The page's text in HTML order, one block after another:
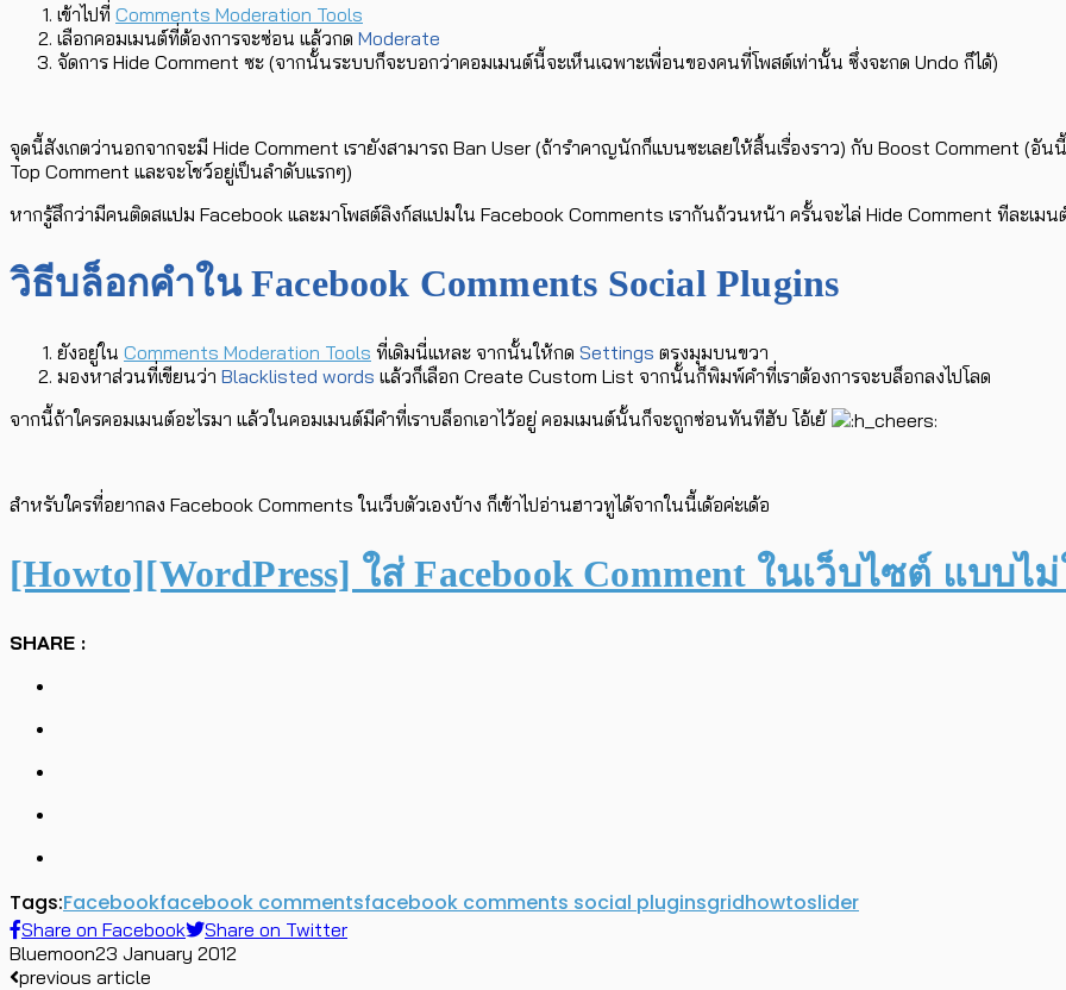
เข้าไปที่ Comments Moderation Tools
เลือกคอมเมนต์ที่ต้องการจะซ่อน แล้วกด Moderate
จัดการ Hide Comment ซะ (จากนั้นระบบก็จะบอกว่าคอมเมนต์นี้จะเห็นเฉพาะเพื่อนของคนที่โพสต์เท่านั้น ซึ่งจะกด Undo ก็ได้)
จุดนี้สังเกตว่านอกจากจะมี Hide Comment เรายังสามารถ Ban User (ถ้ารำคาญนักก็แบนซะเลยให้สิ้นเรื่องราว) กับ Boost Comment (อัน
Top Comment และจะโชว์อยู่เป็นลำดับแรกๆ)
หากรู้สึกว่ามีคนติดสแปม Facebook และมาโพสต์ลิงก์สแปมใน Facebook Comments เรากันถ้วนหน้า ครั้นจะไล่ Hide Comment ทีละเมน
วิธีบล็อกคำใน Facebook Comments Social Plugins
ยังอยู่ใน Comments Moderation Tools ที่เดิมนี่แหละ จากนั้นให้กด Settings ตรงมุมบนขวา
มองหาส่วนที่เขียนว่า Blacklisted words แล้วก็เลือก Create Custom List จากนั้นก็พิมพ์คำที่เราต้องการจะบล็อกลงไปโลด
จากนี้ถ้าใครคอมเมนต์อะไรมา แล้วในคอมเมนต์มีคำที่เราบล็อกเอาไว้อยู่ คอมเมนต์นั้นก็จะถูกซ่อนทันทีฮับ โอ้เย้
สำหรับใครที่อยากลง Facebook Comments ในเว็บตัวเองบ้าง ก็เข้าไปอ่านฮาวทูได้จากในนี้เด้อค่ะเด้อ
[Howto][WordPress] ใส่ Facebook Comment ในเว็บไซต์ แบบไ
SHARE :
Tags:Facebookfacebook commentsfacebook comments social pluginsgridhowtoslider
Share on Facebook
Share on Twitter
Bluemoon23 January 2012
previous article